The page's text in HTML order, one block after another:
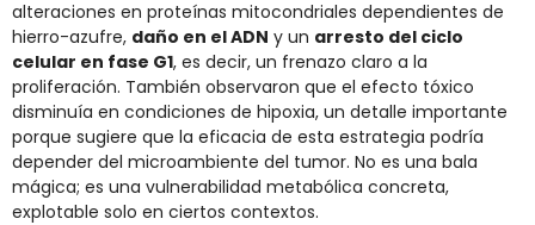
alteraciones en proteínas mitocondriales dependientes de
hierro-azufre, daño en el ADN y un arresto del ciclo
celular en fase G1, es decir, un frenazo claro a la
proliferación. También observaron que el efecto tóxico
disminuía en condiciones de hipoxia, un detalle importante
porque sugiere que la eficacia de esta estrategia podría
depender del microambiente del tumor. No es una bala
mágica; es una vulnerabilidad metabólica concreta,
explotable solo en ciertos contextos.